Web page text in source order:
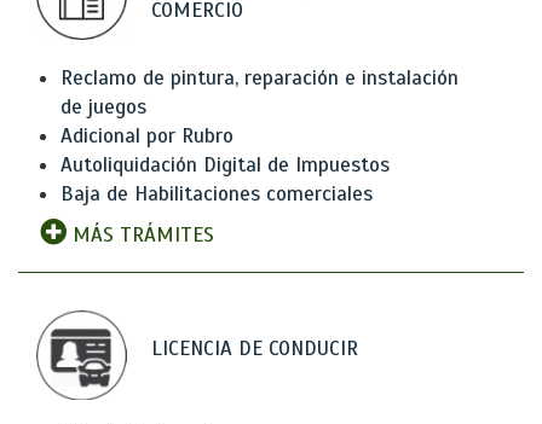
COMERCIO
Reclamo de pintura, reparación e instalación
de juegos
Adicional por Rubro
Autoliquidación Digital de Impuestos
Baja de Habilitaciones comerciales
MÁS TRÁMITES
LICENCIA DE CONDUCIR